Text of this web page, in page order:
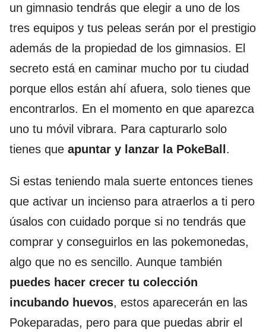
un gimnasio tendrás que elegir a uno de los
tres equipos y tus peleas serán por el prestigio
además de la propiedad de los gimnasios. El
secreto está en caminar mucho por tu ciudad
porque ellos están ahí afuera, solo tienes que
encontrarlos. En el momento en que aparezca
uno tu móvil vibrara. Para capturarlo solo
tienes que apuntar y lanzar la PokeBall .
Si estas teniendo mala suerte entonces tienes
que activar un incienso para atraerlos a ti pero
úsalos con cuidado porque si no tendrás que
comprar y conseguirlos en las pokemonedas,
algo que no es sencillo. Aunque también
puedes hacer crecer tu colección
incubando huevos, estos aparecerán en las
Pokeparadas, pero para que puedas abrir el